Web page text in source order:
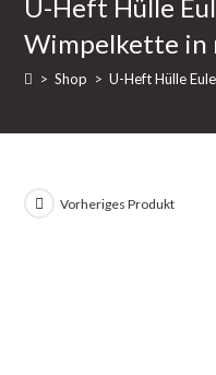
U-Heft Hülle
Wimpelkette in
> Shop > U-Heft Hülle
Vorheriges Produkt